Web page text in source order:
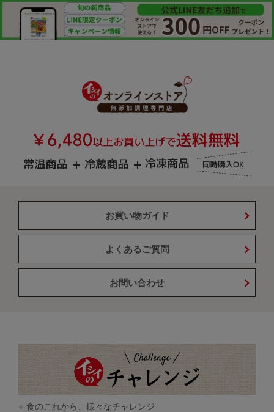
お買い物ガイド
よくあるご質問
お問い合わせ
食のこれから、様々なチャレンジ